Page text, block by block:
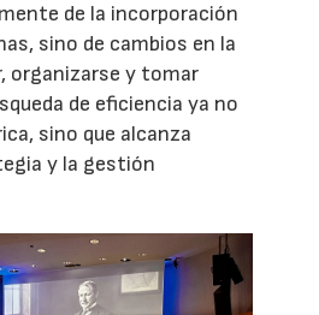
de la incorporación
sino de cambios en la
organizarse y tomar
de eficiencia ya no
sino que alcanza
y la gestión